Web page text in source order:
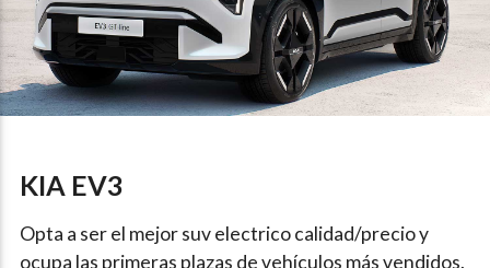
KIA EV3
Opta a ser el mejor suv electrico calidad/precio y
ocupa las primeras plazas de vehículos más vendidos.